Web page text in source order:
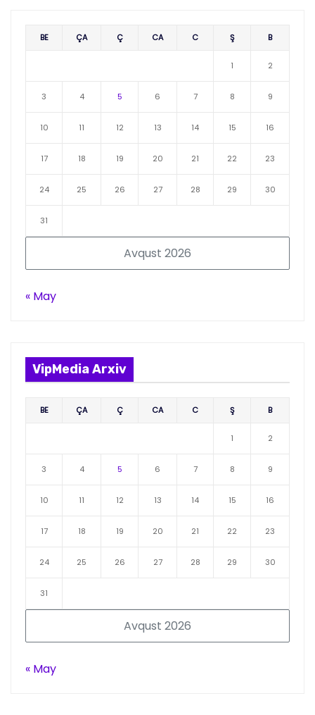
Avqust 2026
BE ÇA Ç CA C Ş B
1 2
3 4 5 6 7 8 9
10 11 12 13 14 15 16
17 18 19 20 21 22 23
24 25 26 27 28 29 30
31
« May
VipMedia Arxiv
Avqust 2026
BE ÇA Ç CA C Ş B
1 2
3 4 5 6 7 8 9
10 11 12 13 14 15 16
17 18 19 20 21 22 23
24 25 26 27 28 29 30
31
« May